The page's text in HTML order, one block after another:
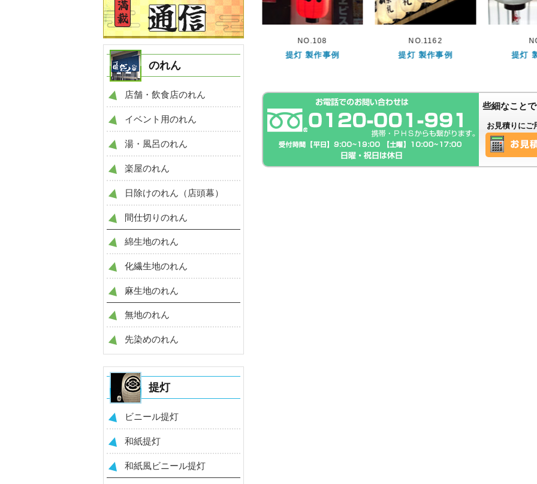
提灯 製作事例
NO.108
提灯 製作事例
NO.1162
提灯 製作事例
NO.9
提灯 製作事例 提灯
些細なこと
お見積りにご
のれん
店舗・飲食店のれん
イベント用のれん
湯・風呂のれん
楽屋のれん
日除けのれん（店頭幕）
間仕切りのれん
綿生地のれん
化繊生地のれん
麻生地のれん
無地のれん
先染めのれん
提灯
ビニール提灯
和紙提灯
和紙風ビニール提灯